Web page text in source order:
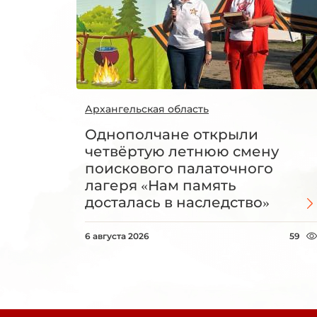
Архангельская область
Однополчане открыли
четвёртую летнюю смену
поискового палаточного
лагеря «Нам память
досталась в наследство»
6 августа 2026 59